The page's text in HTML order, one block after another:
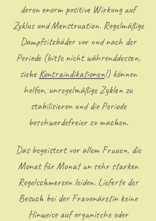
deren enorm positive Wirkung auf
Zyklus und Menstruation. Regelmäßige
Dampfsitzbäder vor und nach der
Periode (bitte nicht währenddessen,
siehe Kontraindikationen!) können
helfen, unregelmäßige Zyklen zu
stabilisieren und die Periode
beschwerdefreier zu machen.
Das begeistert vor allem Frauen, die
Monat für Monat an sehr starken
Regelschmerzen leiden. Lieferte der
Besuch bei der Frauenärztin keine
Hinweise auf organische oder